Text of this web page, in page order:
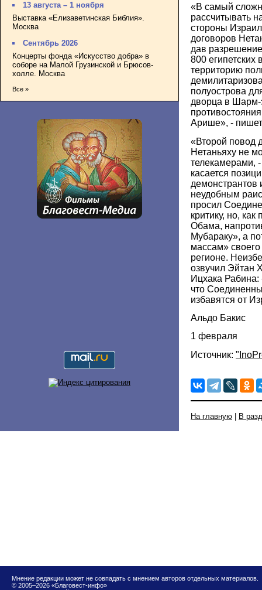
13 августа – 1 ноября
Выставка «Елизаветинская Библия».
Москва
Сентябрь 2026
Концерты фонда «Искусство добра» в
соборе на Малой Грузинской и Брюсов-
холле. Москва
Все »
«В самый
рассчитывать
стороны
договоров
дав
800
территорию
полуострова
дворца в
Арише», - пишет
«Второй повод
Нетаньяху не
телекамерами,
касается
неудобным
просил
критику, но,
Обама,
Мубараку», а
массам» своего
регионе.
озвучил Эйтан
Ицхака
что
избавятся от
Альдо Бакис
1 февраля
Источник:
На главную В
Мнение редакции может не совпадать с мнением авторов отдельных материалов.
© 2005–2026 «Благовест-инфо»